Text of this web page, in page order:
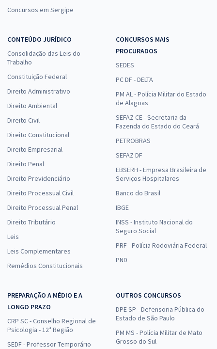
Concursos em Sergipe
CONTEÚDO JURÍDICO
Consolidação das Leis do
Trabalho
Constituição Federal
Direito Administrativo
Direito Ambiental
Direito Civil
Direito Constitucional
Direito Empresarial
Direito Penal
Direito Previdenciário
Direito Processual Civil
Direito Processual Penal
Direito Tributário
Leis
Leis Complementares
Remédios Constitucionais
CONCURSOS MAIS
PROCURADOS
SEDES
PC DF - DELTA
PM AL - Polícia Militar do Estado
de Alagoas
SEFAZ CE - Secretaria da
Fazenda do Estado do Ceará
PETROBRAS
SEFAZ DF
EBSERH - Empresa Brasileira de
Serviços Hospitalares
Banco do Brasil
IBGE
INSS - Instituto Nacional do
Seguro Social
PRF - Polícia Rodoviária Federal
PND
PREPARAÇÃO A MÉDIO E A
LONGO PRAZO
CRP SC - Conselho Regional de
Psicologia - 12ª Região
SEDF - Professor Temporário
OUTROS CONCURSOS
DPE SP - Defensoria Pública do
Estado de São Paulo
PM MS - Polícia Militar de Mato
Grosso do Sul